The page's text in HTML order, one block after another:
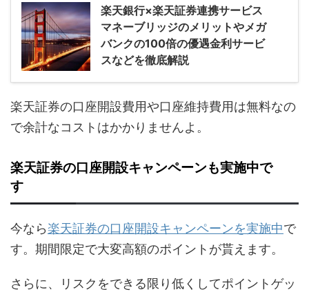
楽天銀行×楽天証券連携サービス
マネーブリッジのメリットやメガ
バンクの100倍の優遇金利サービ
スなどを徹底解説
楽天証券の口座開設費用や口座維持費用は無料なの
で余計なコストはかかりませんよ。
楽天証券の口座開設キャンペーンも実施中で
す
今なら楽天証券の口座開設キャンペーンを実施中で
す。期間限定で大変高額のポイントが貰えます。
さらに、リスクをできる限り低くしてポイントゲッ